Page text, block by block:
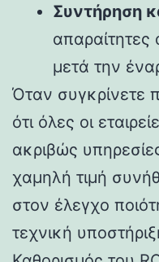
Συντήρηση
απαραίτητες
μετά την
Όταν συγκρίνετε
ότι όλες οι
ακριβώς
χαμηλή τιμή
στον έλεγχο
τεχνική